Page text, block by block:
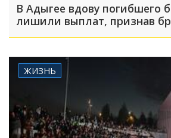
В Адыгее вдову погибшего
лишили выплат, признав
ЖИЗНЬ